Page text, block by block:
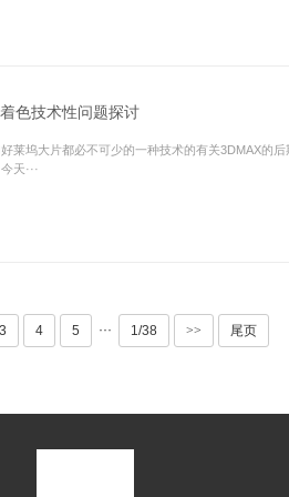
色技术性问题探讨
莱坞大片都必不可少的一种技术的有关3DMAX的后
天···
3 4 5 ··· 1/38 >> 尾页